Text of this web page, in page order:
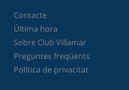
Contacte
Última hora
Sobre Club Villamar
Preguntes freqüents
Política de privacitat